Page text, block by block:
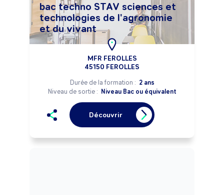
bac techno STAV sciences et
technologies de l'agronomie
et du vivant
MFR FEROLLES
45150 FEROLLES
Durée de la formation : 2 ans
Niveau de sortie : Niveau Bac ou équivalent
Découvrir